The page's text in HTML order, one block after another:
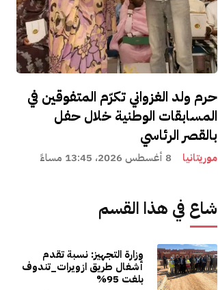
حرم ولد الغزواني تكرّم المتفوقين في
المسابقات الوطنية خلال حفل
بالقصر الرئاسي
موريتانيا 8 أغسطس 2026، 13:45 مساءً
شاع في هذا القسم
وزارة التجهيز: نسبة تقدم
أشغال طريق ازويرات_تندوف
بلغت 95%